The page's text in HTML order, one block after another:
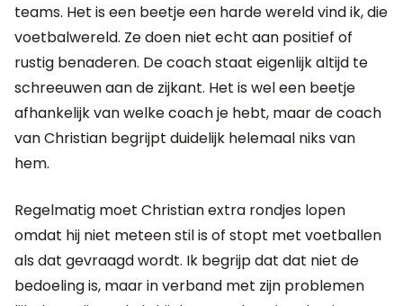
teams. Het is een beetje een harde wereld vind ik, die
voetbalwereld. Ze doen niet echt aan positief of
rustig benaderen. De coach staat eigenlijk altijd te
schreeuwen aan de zijkant. Het is wel een beetje
afhankelijk van welke coach je hebt, maar de coach
van Christian begrijpt duidelijk helemaal niks van
hem.
Regelmatig moet Christian extra rondjes lopen
omdat hij niet meteen stil is of stopt met voetballen
als dat gevraagd wordt. Ik begrijp dat dat niet de
bedoeling is, maar in verband met zijn problemen